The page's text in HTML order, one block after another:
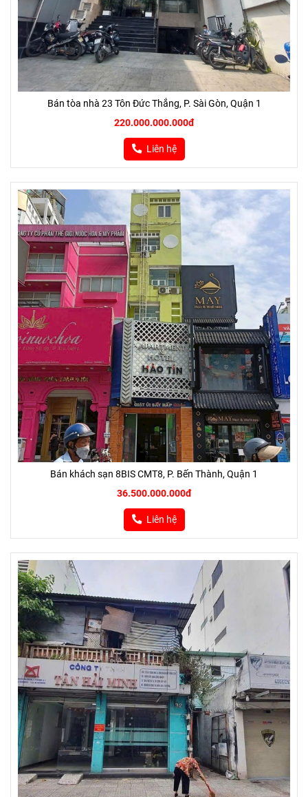
Bán tòa nhà 23 Tôn Đức Thắng, P. Sài Gòn, Quận 1
220.000.000.000đ
Liên hệ
Bán khách sạn 8BIS CMT8, P. Bến Thành, Quận 1
36.500.000.000đ
Liên hệ